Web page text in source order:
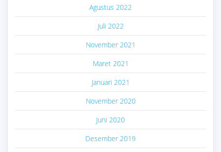
Agustus 2022
Juli 2022
November 2021
Maret 2021
Januari 2021
November 2020
Juni 2020
Desember 2019